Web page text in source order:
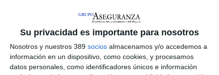
Su privacidad es importante para nosotros
Nosotros y nuestros 389 socios almacenamos y/o accedemos a
información en un dispositivo, como cookies, y procesamos
datos personales, como identificadores únicos e información
esta colaboración basada en la confianza, la formación
continua y el apoyo institucional.
Elena Jiménez de Andrade
, presidenta del Colegio, explicó
que esta renovación aporta a los mediadores madrileños
acceso arecursos formativosy de valor añadido, alineados
con las necesidades del sector.